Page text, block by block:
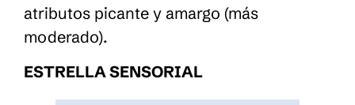
atributos picante y amargo (más
moderado).
ESTRELLA SENSORIAL